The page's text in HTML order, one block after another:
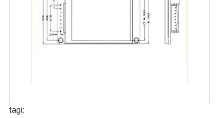
Moduł LCD COG
Moduł wyświetlacza LCD
tagi: